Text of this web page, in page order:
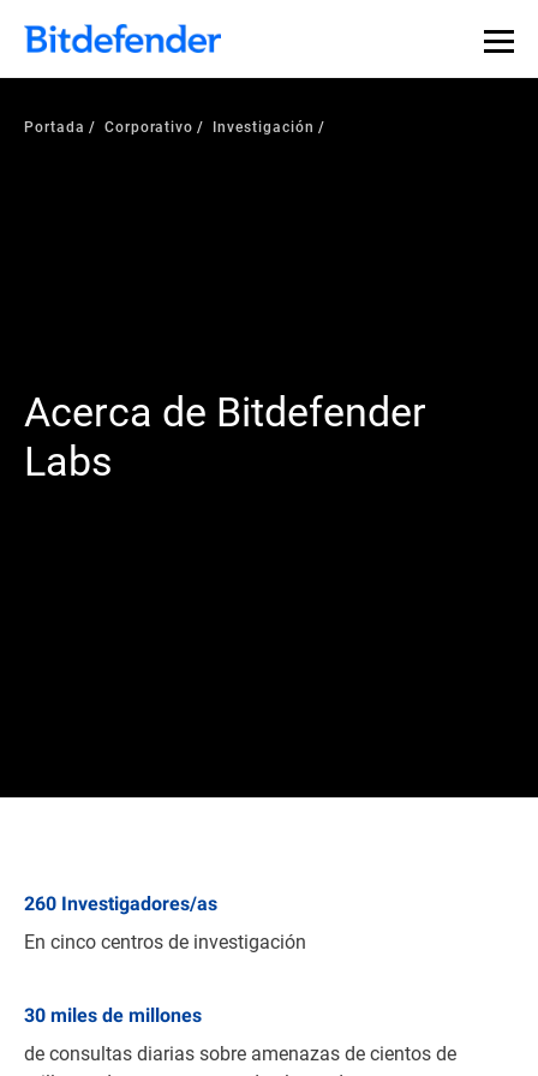
Portada Corporativo Investigación
Acerca de Bitdefender
Labs
260 Investigadores/as
En cinco centros de investigación
30 miles de millones
de consultas diarias sobre amenazas de cientos de